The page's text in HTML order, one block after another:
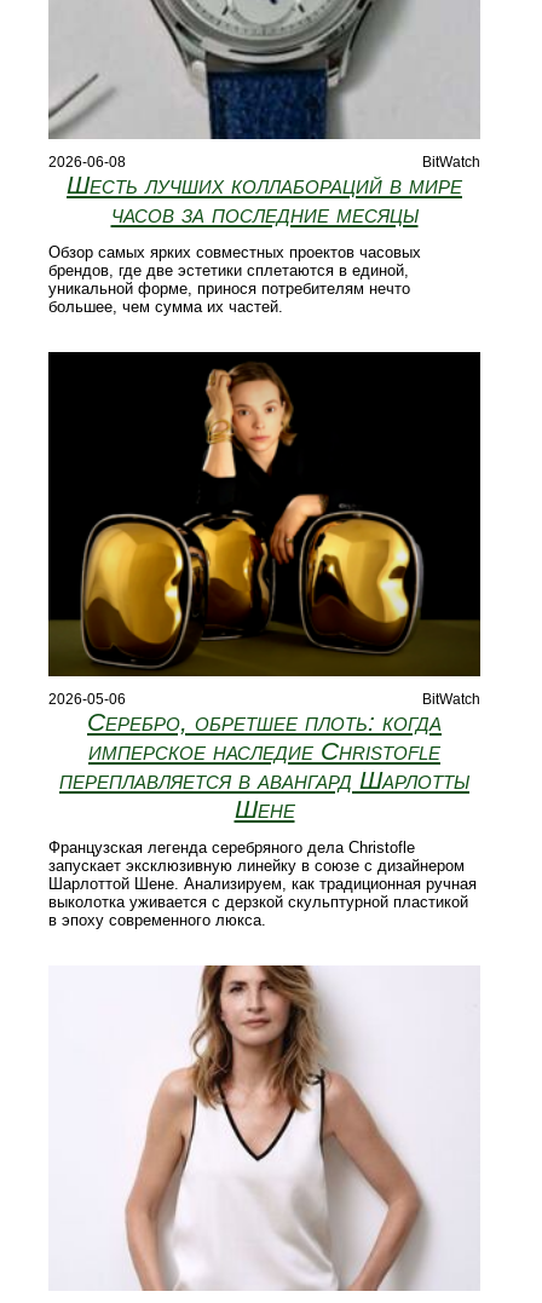
2026-06-08 BitWatch
Шесть лучших коллабораций в мире
часов за последние месяцы
Обзор самых ярких совместных проектов часовых
брендов, где две эстетики сплетаются в единой,
уникальной форме, принося потребителям нечто
большее, чем сумма их частей.
2026-05-06 BitWatch
Серебро, обретшее плоть: когда
имперское наследие Christofle
переплавляется в авангард Шарлотты
Шене
Французская легенда серебряного дела Christofle
запускает эксклюзивную линейку в союзе с дизайнером
Шарлоттой Шене. Анализируем, как традиционная ручная
выколотка уживается с дерзкой скульптурной пластикой
в эпоху современного люкса.